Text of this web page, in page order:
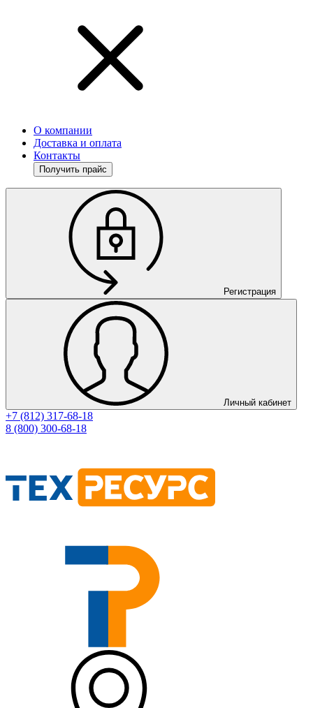
О компании
Доставка и оплата
Контакты
Получить прайс
Регистрация
Личный кабинет
+7 (812) 317-68-18
8 (800) 300-68-18